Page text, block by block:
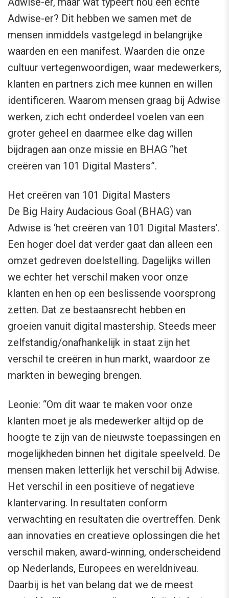
Adwise-er? Dit hebben we samen met de
mensen inmiddels vastgelegd in belangrijke
waarden en een manifest. Waarden die onze
cultuur vertegenwoordigen, waar medewerkers,
klanten en partners zich mee kunnen en willen
identificeren. Waarom mensen graag bij Adwise
werken, zich echt onderdeel voelen van een
groter geheel en daarmee elke dag willen
bijdragen aan onze missie en BHAG “het
creëren van 101 Digital Masters”.
Het creëren van 101 Digital Masters
De Big Hairy Audacious Goal (BHAG) van
Adwise is ‘het creëren van 101 Digital Masters’.
Een hoger doel dat verder gaat dan alleen een
omzet gedreven doelstelling. Dagelijks willen
we echter het verschil maken voor onze
klanten en hen op een beslissende voorsprong
zetten. Dat ze bestaansrecht hebben en
groeien vanuit digital mastership. Steeds meer
zelfstandig/onafhankelijk in staat zijn het
verschil te creëren in hun markt, waardoor ze
markten in beweging brengen.
Leonie: “Om dit waar te maken voor onze
klanten moet je als medewerker altijd op de
hoogte te zijn van de nieuwste toepassingen en
mogelijkheden binnen het digitale speelveld. De
mensen maken letterlijk het verschil bij Adwise.
Het verschil in een positieve of negatieve
klantervaring. In resultaten conform
verwachting en resultaten die overtreffen. Denk
aan innovaties en creatieve oplossingen die het
verschil maken, award-winning, onderscheidend
op Nederlands, Europees en wereldniveau.
Daarbij is het van belang dat we de meest